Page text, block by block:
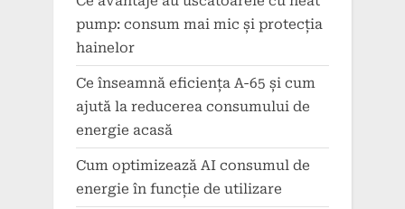
pump: consum mai mic și protecția
hainelor
Ce înseamnă eficiența A-65 și cum
ajută la reducerea consumului de
energie acasă
Cum optimizează AI consumul de
energie în funcție de utilizare